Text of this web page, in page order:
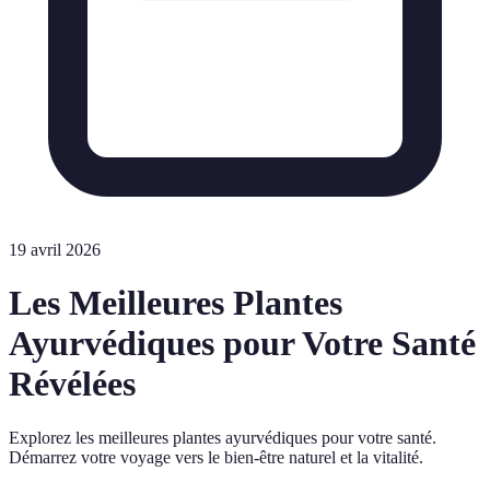
19 avril 2026
Les Meilleures Plantes
Ayurvédiques pour Votre Santé
Révélées
Explorez les meilleures plantes ayurvédiques pour votre santé.
Démarrez votre voyage vers le bien-être naturel et la vitalité.